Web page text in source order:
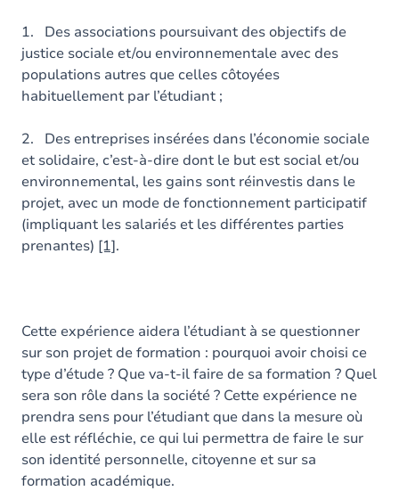
1. Des associations poursuivant des objectifs de
justice sociale et/ou environnementale avec des
populations autres que celles côtoyées
habituellement par l’étudiant ;
2. Des entreprises insérées dans l’économie sociale
et solidaire, c’est-à-dire dont le but est social et/ou
environnemental, les gains sont réinvestis dans le
projet, avec un mode de fonctionnement participatif
(impliquant les salariés et les différentes parties
prenantes) [1].
Cette expérience aidera l’étudiant à se questionner
sur son projet de formation : pourquoi avoir choisi ce
type d’étude ? Que va-t-il faire de sa formation ? Quel
sera son rôle dans la société ? Cette expérience ne
prendra sens pour l’étudiant que dans la mesure où
elle est réfléchie, ce qui lui permettra de faire le sur
son identité personnelle, citoyenne et sur sa
formation académique.